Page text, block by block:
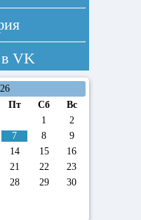
VK
Пт Сб
Вс
1
2
7 8
9
14 15
16
21 22
23
28 29
30